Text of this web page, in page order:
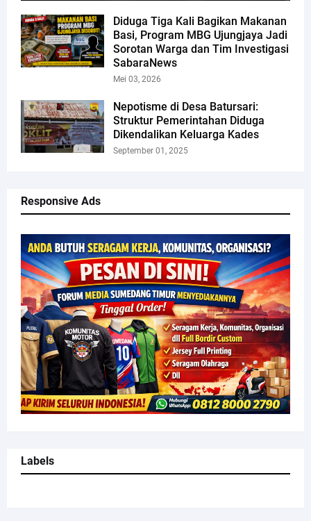
Diduga Tiga Kali Bagikan Makanan
Basi, Program MBG Ujungjaya Jadi
Sorotan Warga dan Tim Investigasi
SabaraNews
Mei 03, 2026
Nepotisme di Desa Batursari:
Struktur Pemerintahan Diduga
Dikendalikan Keluarga Kades
September 01, 2025
Responsive Ads
Labels